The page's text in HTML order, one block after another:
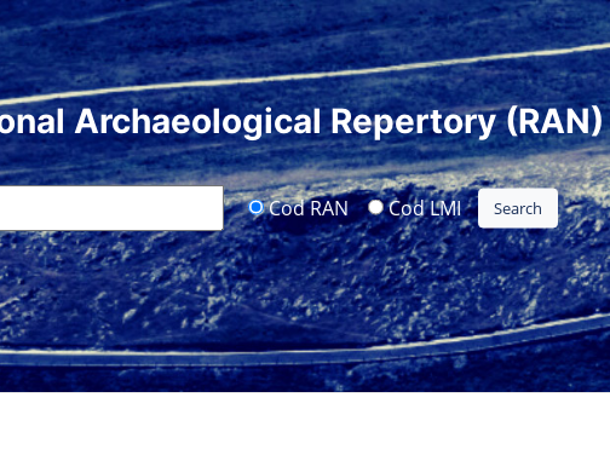
Archaeological Repertory (RAN)
Cod RAN Cod LMI